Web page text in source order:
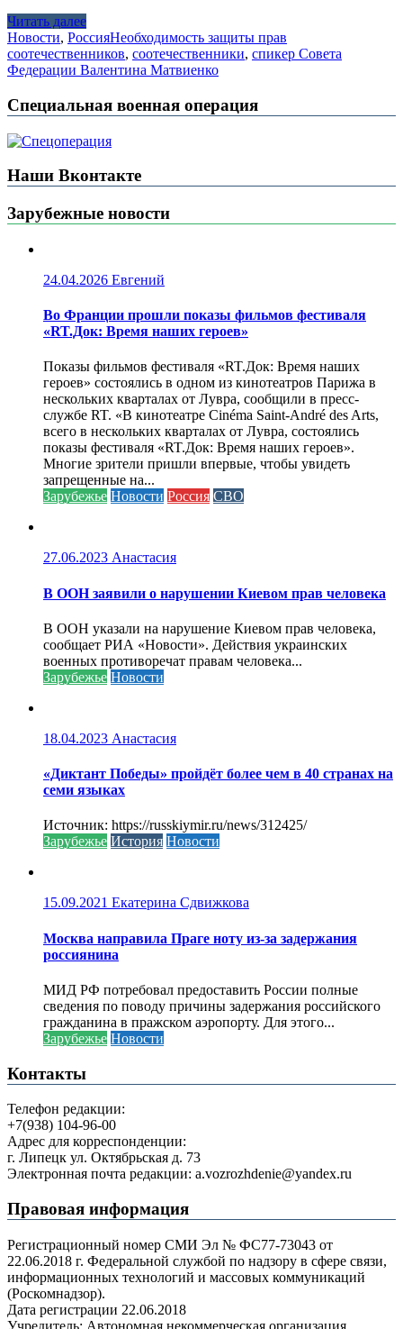
Читать далее
Новости, РоссияНеобходимость защиты прав
соотечественников, соотечественники, спикер Совета
Федерации Валентина Матвиенко
Специальная военная операция
Наши Вконтакте
Зарубежные новости
24.04.2026 Евгений
Во Франции прошли показы фильмов фестиваля
«RT.Док: Время наших героев»
Показы фильмов фестиваля «RT.Док: Время наших
героев» состоялись в одном из кинотеатров Парижа в
нескольких кварталах от Лувра, сообщили в пресс-
службе RT. «В кинотеатре Cinéma Saint-André des Arts,
всего в нескольких кварталах от Лувра, состоялись
показы фестиваля «RT.Док: Время наших героев».
Многие зрители пришли впервые, чтобы увидеть
запрещенные на...
Зарубежье Новости Россия СВО
27.06.2023 Анастасия
В ООН заявили о нарушении Киевом прав человека
В ООН указали на нарушение Киевом прав человека,
сообщает РИА «Новости». Действия украинских
военных противоречат правам человека...
Зарубежье Новости
18.04.2023 Анастасия
«Диктант Победы» пройдёт более чем в 40 странах на
семи языках
Источник: https://russkiymir.ru/news/312425/
Зарубежье История Новости
15.09.2021 Екатерина Сдвижкова
Москва направила Праге ноту из-за задержания
россиянина
МИД РФ потребовал предоставить России полные
сведения по поводу причины задержания российского
гражданина в пражском аэропорту. Для этого...
Зарубежье Новости
Контакты
Телефон редакции:
+7(938) 104-96-00
Адрес для корреспонденции:
г. Липецк ул. Октябрьская д. 73
Электронная почта редакции: a.vozrozhdenie@yandex.ru
Правовая информация
Регистрационный номер СМИ Эл № ФС77-73043 от
22.06.2018 г. Федеральной службой по надзору в сфере связи,
информационных технологий и массовых коммуникаций
(Роскомнадзор).
Дата регистрации 22.06.2018
Учредитель: Автономная некоммерческая организация